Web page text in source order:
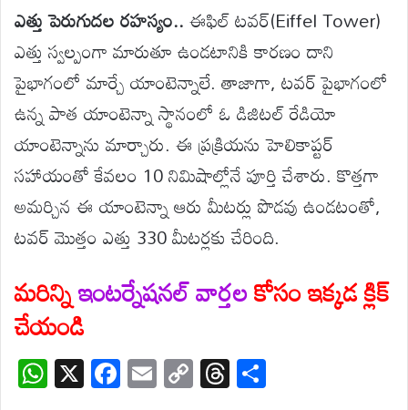
ఎత్తు పెరుగుదల రహస్యం..ఈఫిల్ టవర్(Eiffel Tower)
ఎత్తు స్వల్పంగా మారుతూ ఉండటానికి కారణం దాని
పైభాగంలో మార్చే యాంటెన్నాలే. తాజాగా, టవర్ పైభాగంలో
ఉన్న పాత యాంటెన్నా స్థానంలో ఓ డిజిటల్ రేడియో
యాంటెన్నాను మార్చారు. ఈ ప్రక్రియను హెలికాప్టర్
సహాయంతో కేవలం 10 నిమిషాల్లోనే పూర్తి చేశారు. కొత్తగా
అమర్చిన ఈ యాంటెన్నా ఆరు మీటర్లు పొడవు ఉండటంతో,
టవర్ మొత్తం ఎత్తు 330 మీటర్లకు చేరింది.
మరిన్నిఇంటర్నేషనల్ వార్తలకోసం ఇక్కడ క్లిక్
చేయండి
W X F E C T